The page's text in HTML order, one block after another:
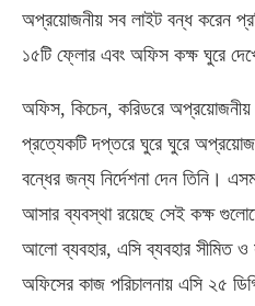
অপ্রয়োজনীয় সব লাইট বন্ধ করেন
১৫টি ফ্লোর এবং অফিস কক্ষ ঘুরে
অফিস, কিচেন, করিডরে অপ্রয়োজনীয়
প্রত্যেকটি দপ্তরে ঘুরে ঘুরে
বন্ধের জন্য নির্দেশনা দেন তিনি।
আসার ব্যবস্থা রয়েছে সেই কক্ষ গুলোতে
আলো ব্যবহার, এসি ব্যবহার সীমিত ও
অফিসের কাজ পরিচালনায় এসি ২৫